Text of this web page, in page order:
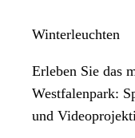
Winterleuchten
Erleben Sie das
Westfalenpark:
und